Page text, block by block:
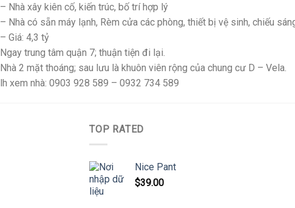
– Nhà xây kiên cố, kiến trúc, bố trí hợp lý
– Nhà có sẵn máy lạnh, Rèm cửa các phòng, thiết bị vệ sinh, chiếu
– Giá: 4,3 tỷ
Ngay trung tâm quận 7; thuận tiện đi lại.
Nhà 2 mặt thoáng; sau lưu là khuôn viên rộng của chung cư D – Vela.
lh xem nhà: 0903 928 589 – 0932 734 589
TOP RATED
Nice Pant
$39.00